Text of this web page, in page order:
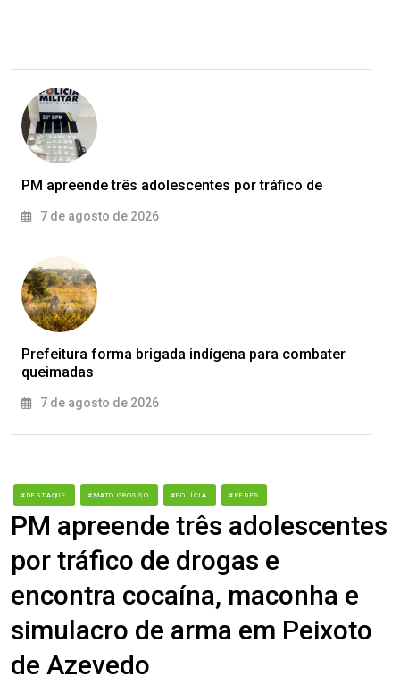
PM apreende três adolescentes por tráfico de
7 de agosto de 2026
Prefeitura forma brigada indígena para combater
queimadas
7 de agosto de 2026
#DESTAQUE #MATO GROSSO #POLÍCIA #REDES
PM apreende três adolescentes
por tráfico de drogas e
encontra cocaína, maconha e
simulacro de arma em Peixoto
de Azevedo